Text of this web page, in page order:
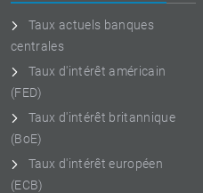
Taux actuels banques
centrales
Taux d'intérêt américain
(FED)
Taux d'intérêt britannique
(BoE)
Taux d'intérêt européen
(ECB)